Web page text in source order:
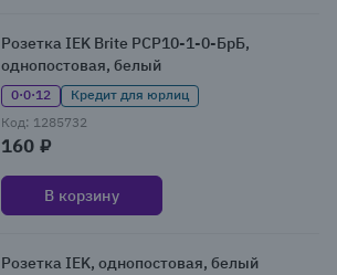
Розетка IEK Brite РСР10-1-0-БрБ,
однопостовая, белый
0·0·12
Кредит для юрлиц
Код: 1285732
160 ₽
В корзину
Розетка IEK, однопостовая, белый